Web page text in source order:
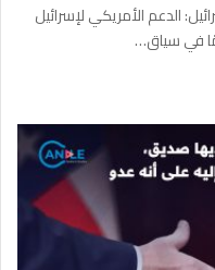
الدعم الأمريكي لإسرائيل
في سياق…